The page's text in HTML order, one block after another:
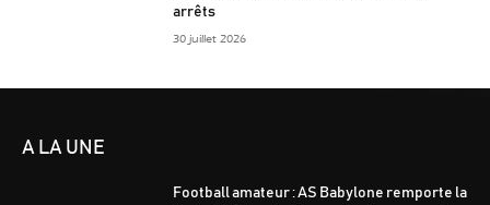
arrêts
30 juillet 2026
A LA UNE
Football amateur : AS Babylone remporte la